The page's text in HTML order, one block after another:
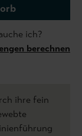
ich?
berechnen
ihre fein